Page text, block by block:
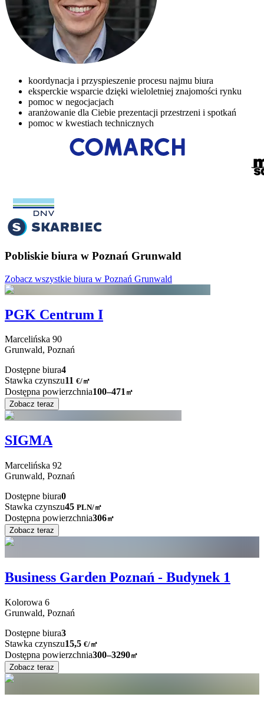
koordynacja i przyspieszenie procesu najmu biura
eksperckie wsparcie dzięki wieloletniej znajomości rynku
pomoc w negocjacjach
aranżowanie dla Ciebie prezentacji przestrzeni i spotkań
pomoc w kwestiach technicznych
Pobliskie biura w Poznań Grunwald
Zobacz wszystkie biura w Poznań Grunwald
PGK Centrum I
Marcelińska 90
Grunwald, Poznań
Dostępne biura4
Stawka czynszu11 €/㎡
Dostępna powierzchnia100–471㎡
Zobacz teraz
SIGMA
Marcelińska 92
Grunwald, Poznań
Dostępne biura0
Stawka czynszu45 PLN/㎡
Dostępna powierzchnia306㎡
Zobacz teraz
Business Garden Poznań - Budynek 1
Kolorowa 6
Grunwald, Poznań
Dostępne biura3
Stawka czynszu15,5 €/㎡
Dostępna powierzchnia300–3290㎡
Zobacz teraz